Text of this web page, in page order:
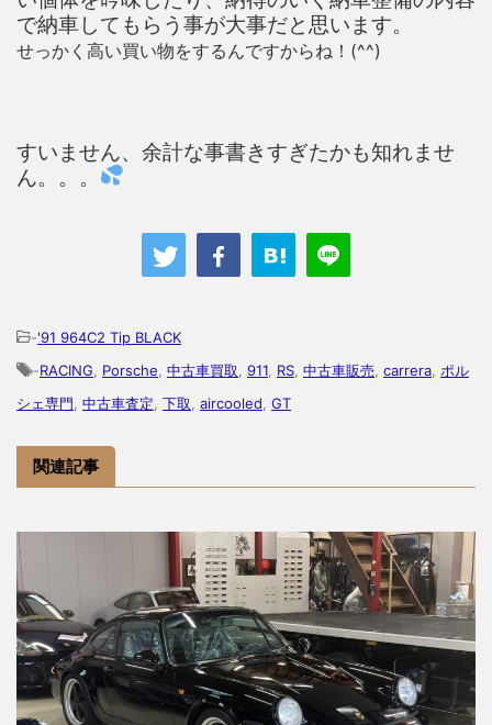
で納車してもらう事が大事だと思います。
せっかく高い買い物をするんですからね！(^^)
すいません、余計な事書きすぎたかも知れませ
ん。。。
-'91 964C2 Tip BLACK
-RACING Porsche 中古車買取 911 RS 中古車販売 carrera ポル
シェ専門 中古車査定 下取 aircooled GT
関連記事